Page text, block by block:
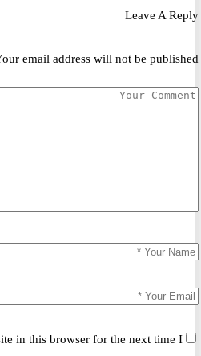
Leave A
Your email address will not be
in this browser for the next time